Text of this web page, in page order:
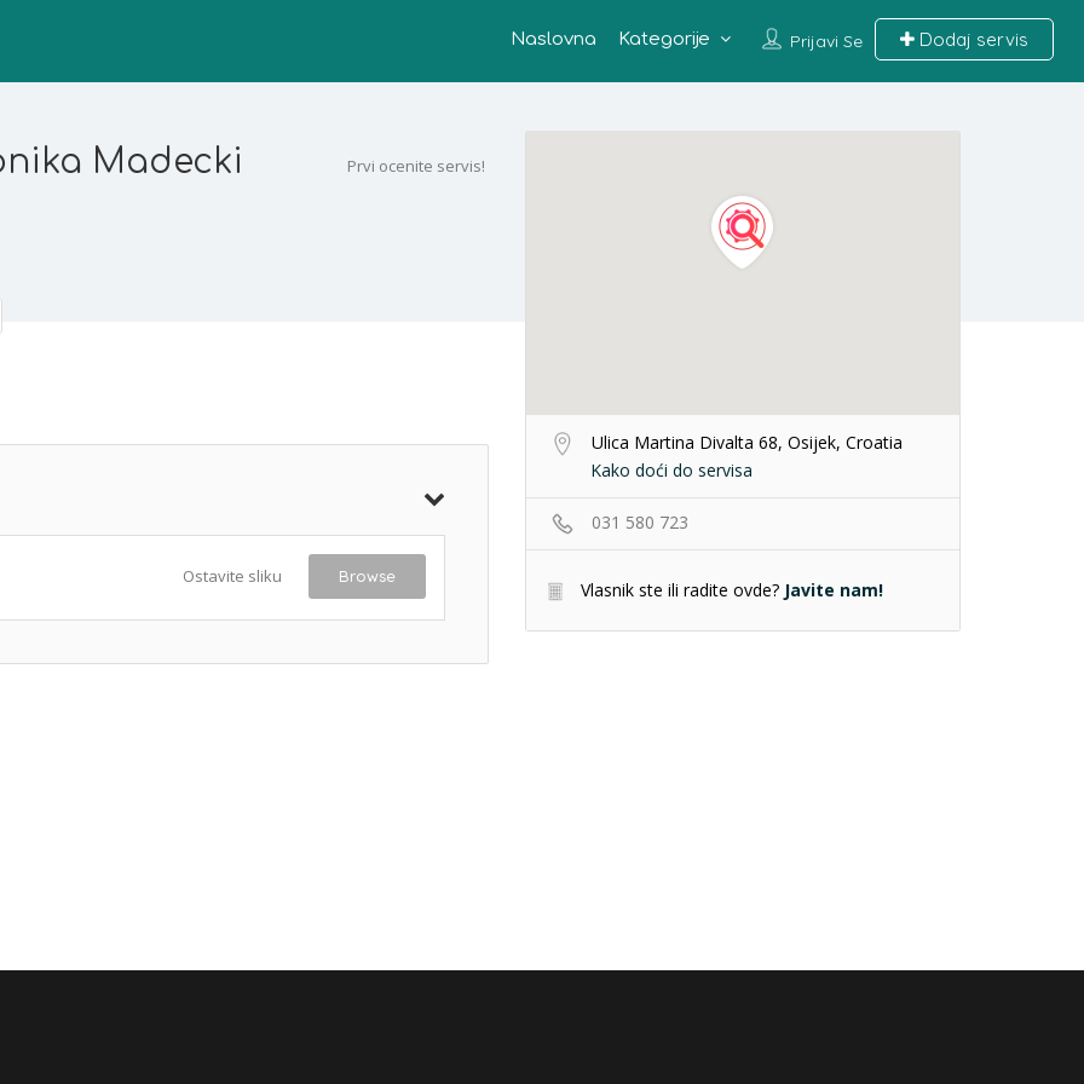
Prijavi Se Dodaj servis
Naslovna Kategorije
Madecki
Prvi ocenite servis!
Ulica Martina Divalta 68, Osijek, Croatia
Kako doći do servisa
031 580 723
Vlasnik ste ili radite ovde? Javite nam!
Ostavite sliku Browse